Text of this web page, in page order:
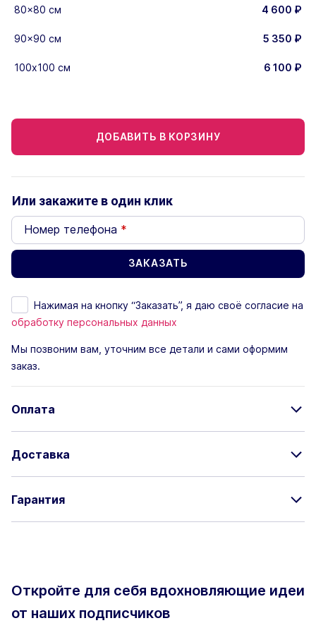
80x80 см 4 600 ₽
90x90 см 5 350 ₽
100х100 см 6 100 ₽
ДОБАВИТЬ В КОРЗИНУ
Или закажите в один клик
Номер телефона *
Нажимая на кнопку “Заказать”, я даю своё согласие на
обработку персональных данных
Мы позвоним вам, уточним все детали и сами оформим
заказ.
Оплата
Доставка
Гарантия
Откройте для себя вдохновляющие идеи
от наших подписчиков